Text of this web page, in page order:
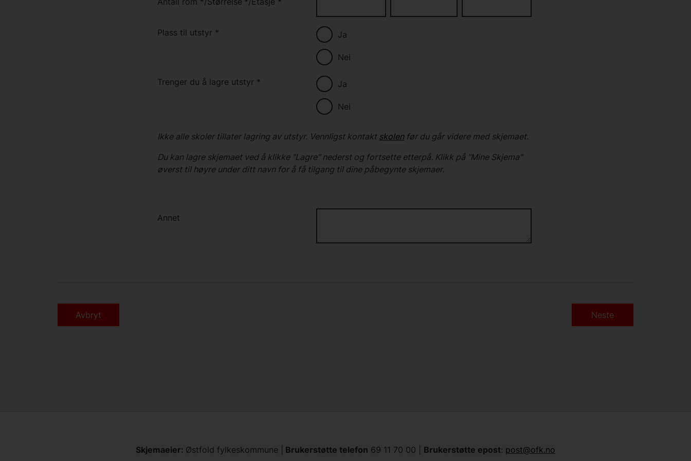
Plass til utstyr * Ja
Nei
Trenger du å lagre utstyr * Ja
Nei
Ikke alle skoler tillater lagring av utstyr. Vennligst kontakt skolenfør du går videre med skjemaet.
Du kan lagre skjemaet ved å klikke "Lagre" nederst og fortsette etterpå. Klikk på "Mine Skjema"
øverst til høyre under ditt navn for å få tilgang til dine påbegynte skjemaer.
Annet
Avbryt Neste
Skjemaeier: Østfold fylkeskommune | Brukerstøtte telefon 69 11 70 00 Brukerstøtte epost: post@ofk.no